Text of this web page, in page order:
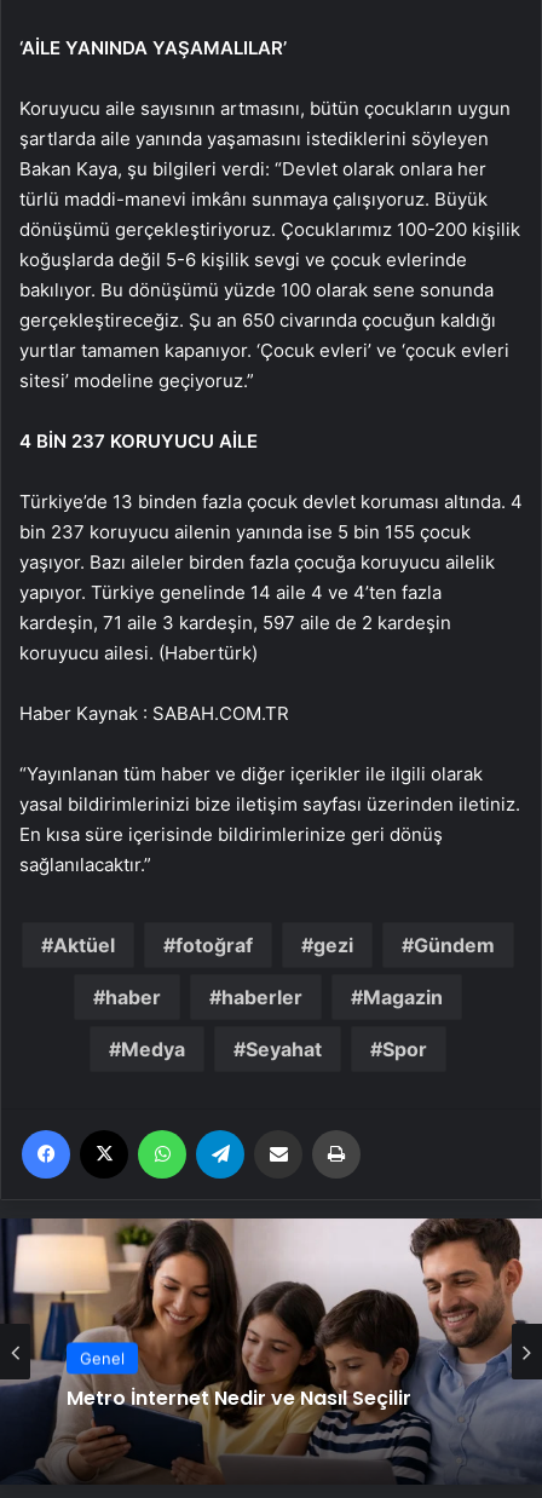
‘AİLE YANINDA YAŞAMALILAR’
Koruyucu aile sayısının artmasını, bütün çocukların uygun
şartlarda aile yanında yaşamasını istediklerini söyleyen
Bakan Kaya, şu bilgileri verdi: “Devlet olarak onlara her
türlü maddi-manevi imkânı sunmaya çalışıyoruz. Büyük
dönüşümü gerçekleştiriyoruz. Çocuklarımız 100-200 kişilik
koğuşlarda değil 5-6 kişilik sevgi ve çocuk evlerinde
bakılıyor. Bu dönüşümü yüzde 100 olarak sene sonunda
gerçekleştireceğiz. Şu an 650 civarında çocuğun kaldığı
yurtlar tamamen kapanıyor. ‘Çocuk evleri’ ve ‘çocuk evleri
sitesi’ modeline geçiyoruz.”
4 BİN 237 KORUYUCU AİLE
Türkiye’de 13 binden fazla çocuk devlet koruması altında. 4
bin 237 koruyucu ailenin yanında ise 5 bin 155 çocuk
yaşıyor. Bazı aileler birden fazla çocuğa koruyucu ailelik
yapıyor. Türkiye genelinde 14 aile 4 ve 4’ten fazla
kardeşin, 71 aile 3 kardeşin, 597 aile de 2 kardeşin
koruyucu ailesi. (Habertürk)
Haber Kaynak : SABAH.COM.TR
“Yayınlanan tüm haber ve diğer içerikler ile ilgili olarak
yasal bildirimlerinizi bize iletişim sayfası üzerinden iletiniz.
En kısa süre içerisinde bildirimlerinize geri dönüş
sağlanılacaktır.”
Aktüel fotoğraf gezi Gündem
haber haberler Magazin
Medya Seyahat Spor
Facebook WhatsApp Email'den paylaş
Genel
Metro İnternet Nedir ve Nasıl Seçilir